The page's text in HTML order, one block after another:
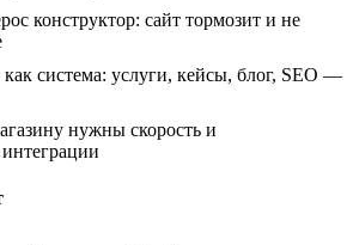
конструктор: сайт тормозит и не
система: услуги, кейсы, блог, SEO —
нужны скорость и